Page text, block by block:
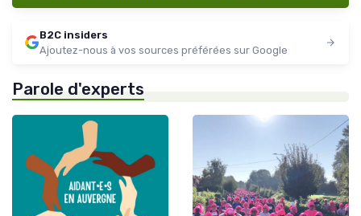
B2C insiders
Ajoutez-nous à vos sources préférées sur Google
Parole d'experts